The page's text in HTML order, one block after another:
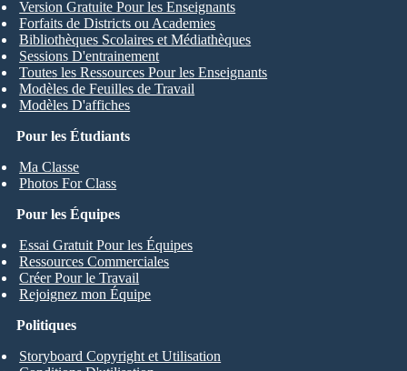
Pour les Étudiants
Ma Classe
Photos For Class
Version Gratuite Pour les Enseignants
Forfaits de Districts ou Academies
Bibliothèques Scolaires et Médiathèques
Sessions D'entrainement
Toutes les Ressources Pour les Enseignants
Modèles de Feuilles de Travail
Modèles D'affiches
Pour les Équipes
Essai Gratuit Pour les Équipes
Ressources Commerciales
Créer Pour le Travail
Rejoignez mon Équipe
Politiques
Storyboard Copyright et Utilisation